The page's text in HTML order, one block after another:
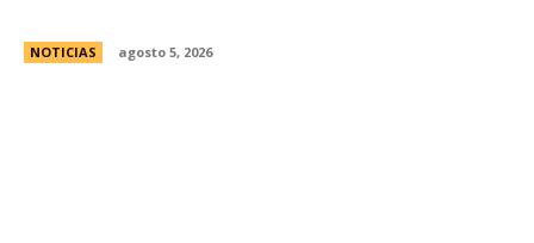
NOTICIAS agosto 5, 2026